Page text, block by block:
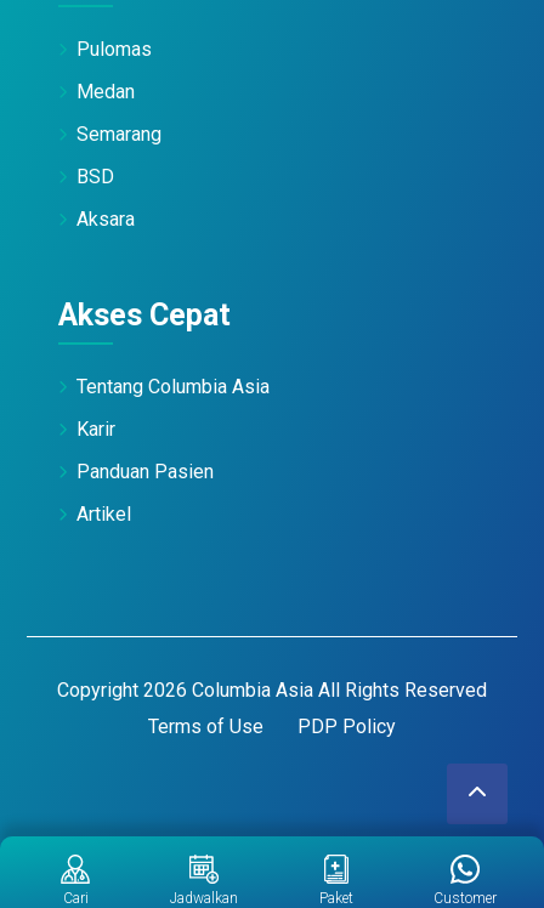
Pulomas
Medan
Semarang
BSD
Aksara
Akses Cepat
Tentang Columbia Asia
Karir
Panduan Pasien
Artikel
Copyright 2026 Columbia Asia All Rights Reserved
Terms of Use
PDP Policy
Cari
Jadwalkan
Paket
Customer